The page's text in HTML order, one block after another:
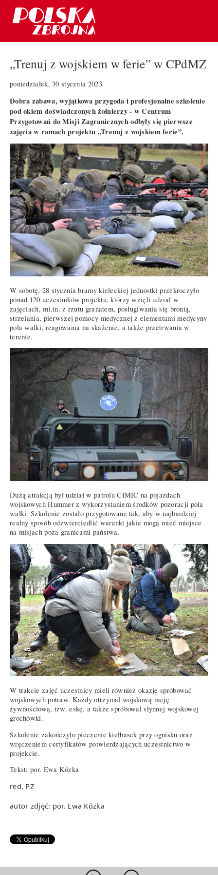
„Trenuj z wojskiem w ferie” w CPdMZ
poniedziałek, 30 stycznia 2023
Dobra zabawa, wyjątkowa przygoda i profesjonalne szkolenie
pod okiem doświadczonych żołnierzy - w Centrum
Przygotowań do Misji Zagranicznych odbyły się pierwsze
zajęcia w ramach projektu „Trenuj z wojskiem ferie”.
W sobotę, 28 stycznia bramy kieleckiej jednostki przekroczyło
ponad 120 uczestników projektu, którzy wzięli udział w
zajęciach, mi.in. z rzutu granatem, posługiwania się bronią,
strzelania, pierwszej pomocy medycznej z elementami medycyny
pola walki, reagowania na skażenie, a także przetrwania w
terenie.
Dużą atrakcją był udział w patrolu CIMIC na pojazdach
wojskowych Hummer z wykorzystaniem środków pozoracji pola
walki. Szkolenie zostało przygotowane tak, aby w najbardziej
realny sposób odzwierciedlić warunki jakie mogą mieć miejsce
na misjach poza granicami państwa.
W trakcie zajęć uczestnicy mieli również okazję spróbować
wojskowych potraw. Każdy otrzymał wojskową rację
żywnościową, tzw. eskę, a także spróbował słynnej wojskowej
grochówki.
Szkolenie zakończyło pieczenie kiełbasek przy ognisku oraz
wręczeniem certyfikatów potwierdzających uczestnictwo w
projekcie.
Tekst: por. Ewa Kózka
red. PZ
autor zdjęć: por. Ewa Kózka